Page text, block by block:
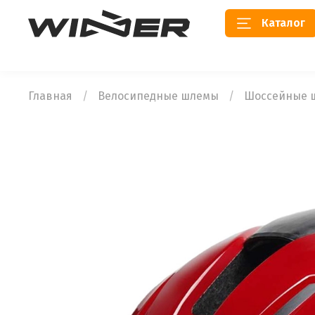
Каталог
Главная Велосипедные шлемы Шоссейные